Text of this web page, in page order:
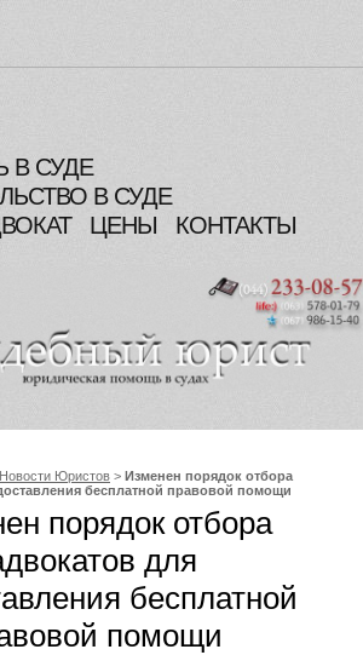
СУДЕ
В СУДЕ
ЦЕНЫ КОНТАКТЫ
Новости Юристов > Изменен порядок отбора
бесплатной правовой помощи
порядок отбора
для
бесплатной
помощи